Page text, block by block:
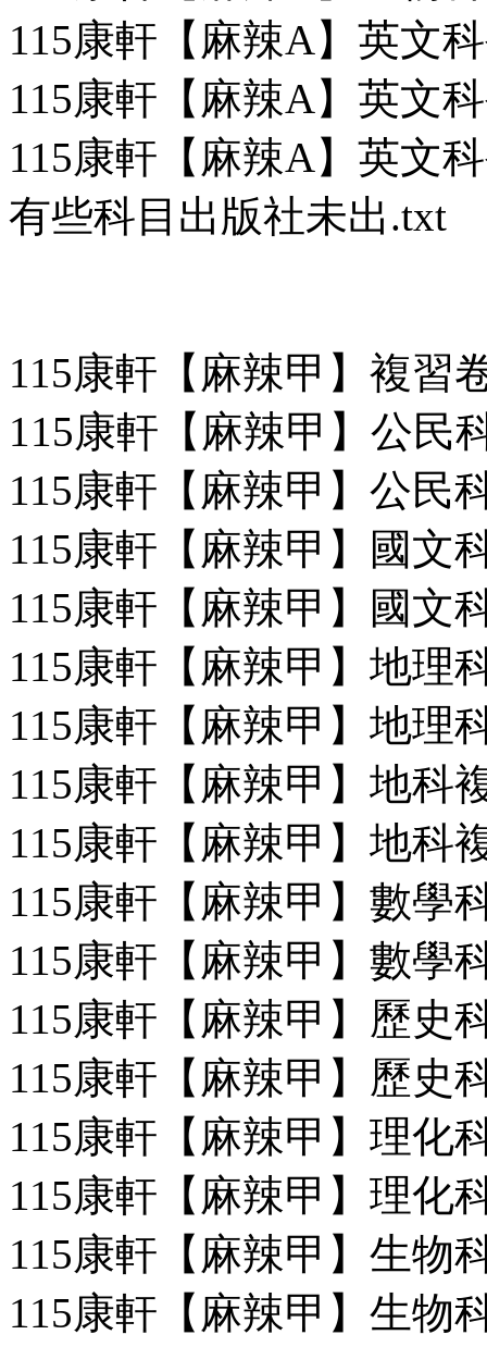
115康軒【麻辣A】英文
115康軒【麻辣A】英文
115康軒【麻辣A】英文
有些科目出版社未出.txt
115康軒【麻辣甲】複習
115康軒【麻辣甲】公民
115康軒【麻辣甲】公民
115康軒【麻辣甲】國文
115康軒【麻辣甲】國文
115康軒【麻辣甲】地理
115康軒【麻辣甲】地理
115康軒【麻辣甲】地科
115康軒【麻辣甲】地科
115康軒【麻辣甲】數學
115康軒【麻辣甲】數學
115康軒【麻辣甲】歷史
115康軒【麻辣甲】歷史
115康軒【麻辣甲】理化
115康軒【麻辣甲】理化
115康軒【麻辣甲】生物
115康軒【麻辣甲】生物